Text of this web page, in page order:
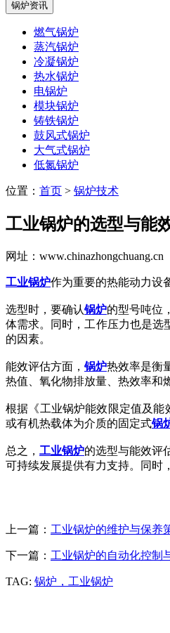
锅炉资讯
燃气锅炉
蒸汽锅炉
冷凝锅炉
热水锅炉
电锅炉
模块锅炉
铸铁锅炉
鼓风式锅炉
大气式锅炉
低氮锅炉
位置： 首页 > 锅炉技术
工业锅炉的选型与能
网址：
工业锅炉作为重要的热能动力设
选型时，要确认锅炉的型号吨位
体需求。同时，工作压力也是选
的因素。
能效评估方面，锅炉热效率是衡
热值、氧化物排放量、热效率和
根据《工业锅炉能效限定值及能
或有机热载体为介质的固定式锅
总之， 工业锅炉的选型与能效评
可持续发展提供有力支持。同时
上一篇： 工业锅炉的维护与保养
下一篇： 工业锅炉的自动化控制
TAG: 锅炉，工业锅炉